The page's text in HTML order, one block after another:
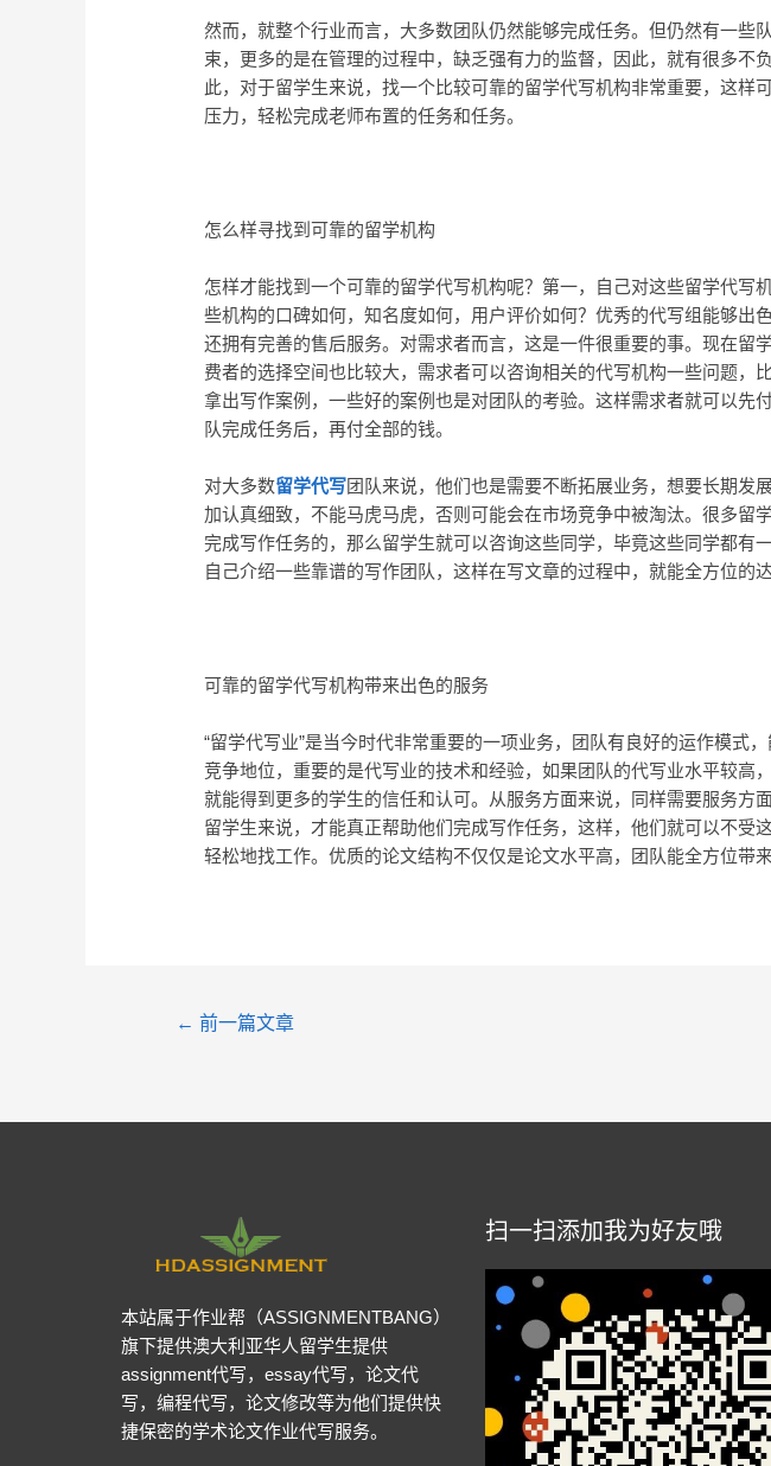
然而，就整个行业而言，大多数团队仍然能够完成任务。但仍然有一些
束，更多的是在管理的过程中，缺乏强有力的监督，因此，就有很多不
此，对于留学生来说，找一个比较可靠的留学代写机构非常重要，这样
压力，轻松完成老师布置的任务和任务。
怎么样寻找到可靠的留学机构
怎样才能找到一个可靠的留学代写机构呢？第一，自己对这些留学代写
些机构的口碑如何，知名度如何，用户评价如何？优秀的代写组能够出
还拥有完善的售后服务。对需求者而言，这是一件很重要的事。现在留
费者的选择空间也比较大，需求者可以咨询相关的代写机构一些问题，
拿出写作案例，一些好的案例也是对团队的考验。这样需求者就可以先
队完成任务后，再付全部的钱。
对大多数留学代写团队来说，他们也是需要不断拓展业务，想要长期发
加认真细致，不能马虎马虎，否则可能会在市场竞争中被淘汰。很多留
完成写作任务的，那么留学生就可以咨询这些同学，毕竟这些同学都有
自己介绍一些靠谱的写作团队，这样在写文章的过程中，就能全方位的
可靠的留学代写机构带来出色的服务
“留学代写业”是当今时代非常重要的一项业务，团队有良好的运作模式
竞争地位，重要的是代写业的技术和经验，如果团队的代写业水平较高
就能得到更多的学生的信任和认可。从服务方面来说，同样需要服务方
留学生来说，才能真正帮助他们完成写作任务，这样，他们就可以不受
轻松地找工作。优质的论文结构不仅仅是论文水平高，团队能全方位带来
← 前一篇文章
本站属于作业帮（ASSIGNMENTBANG）
旗下提供澳大利亚华人留学生提供
assignment代写，essay代写，论文代
写，编程代写，论文修改等为他们提供快
捷保密的学术论文作业代写服务。
扫一扫添加我为好友哦